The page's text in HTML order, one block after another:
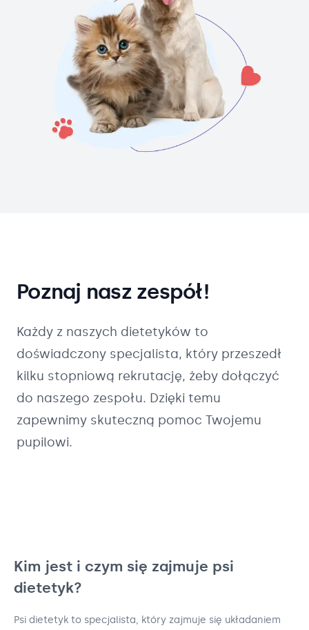
Poznaj nasz zespół!
Każdy z naszych dietetyków to
doświadczony specjalista, który przeszedł
kilku stopniową rekrutację, żeby dołączyć
do naszego zespołu. Dzięki temu
zapewnimy skuteczną pomoc Twojemu
pupilowi.
Kim jest i czym się zajmuje psi
dietetyk?
Psi dietetyk to specjalista, który zajmuje się układaniem